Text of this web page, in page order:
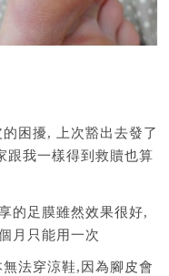
困擾, 上次豁出去發了
跟我一樣得到救贖也算
的足膜雖然效果很好,
月只能用一次
法穿涼鞋,因為腳皮會